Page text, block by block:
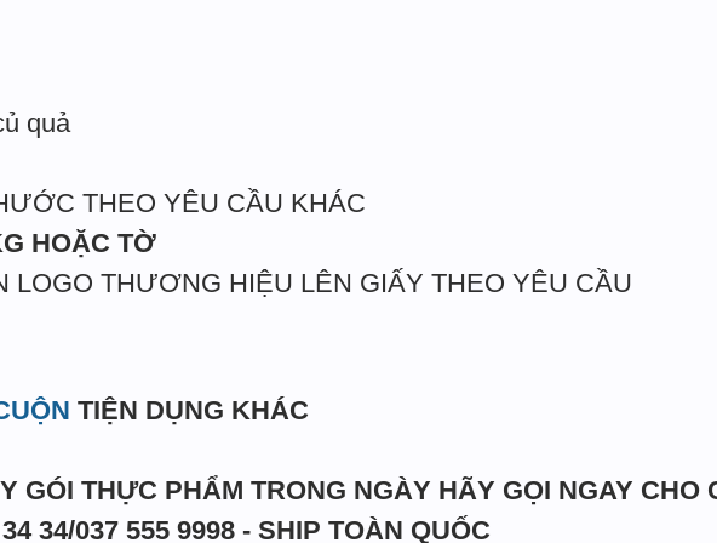
quả
THEO YÊU CẦU KHÁC
HOẶC TỜ
LOGO THƯƠNG HIỆU LÊN GIẤY THEO YÊU CẦU
TIỆN DỤNG KHÁC
GÓI THỰC PHẨM TRONG NGÀY HÃY GỌI NGAY CHO
34/037 555 9998 - SHIP TOÀN QUỐC